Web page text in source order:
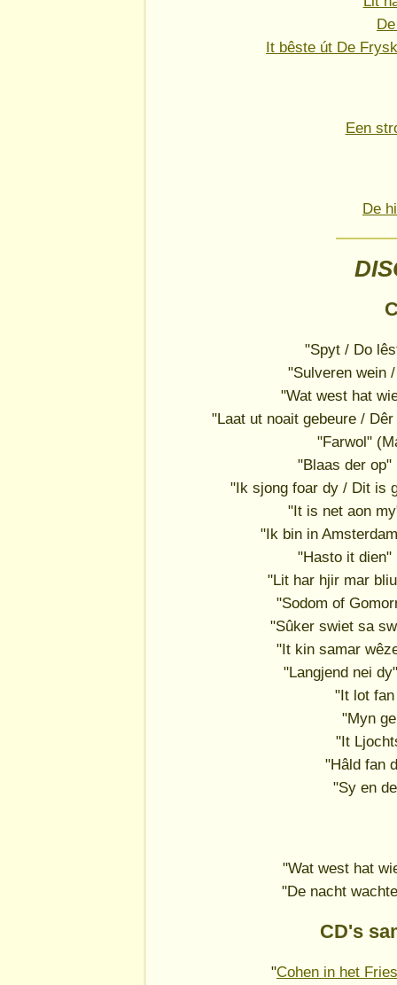
It bêste út De
Een
De
"Spyt / Do
"Sulveren wein
"Wat west hat
"Laat ut noait gebeure /
"Farwol"
"Blaas der op"
"Ik sjong foar dy / Dit is
"It is net aon
"Ik bin in
"Hasto it dien"
"Lit har hjir mar
"Sodom of
"Sûker swiet sa
"It kin samar
"Langjend nei
"It lot
"Myn
"It
"Hâld fan
"Sy en
"Wat west hat
"De nacht
CD's
"Cohen in het Fries